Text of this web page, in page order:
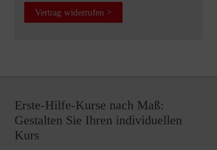
Vertrag widerrufen >
Erste-Hilfe-Kurse nach Maß:
Gestalten Sie Ihren individuellen
Kurs